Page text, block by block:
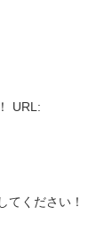
URL:
てください！